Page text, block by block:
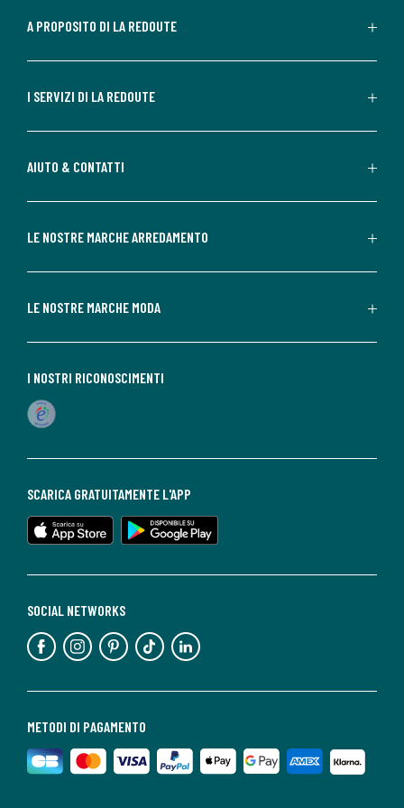
A PROPOSITO DI LA REDOUTE
I SERVIZI DI LA REDOUTE
AIUTO & CONTATTI
LE NOSTRE MARCHE ARREDAMENTO
LE NOSTRE MARCHE MODA
METODI DI PAGAMENTO
SOCIAL NETWORKS
SCARICA GRATUITAMENTE L'APP
I NOSTRI RICONOSCIMENTI